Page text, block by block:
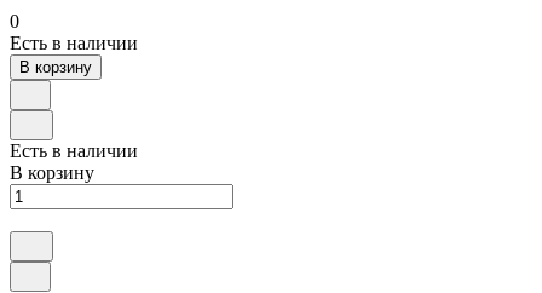
0
Есть в наличии
В корзину
Есть в наличии
В корзину